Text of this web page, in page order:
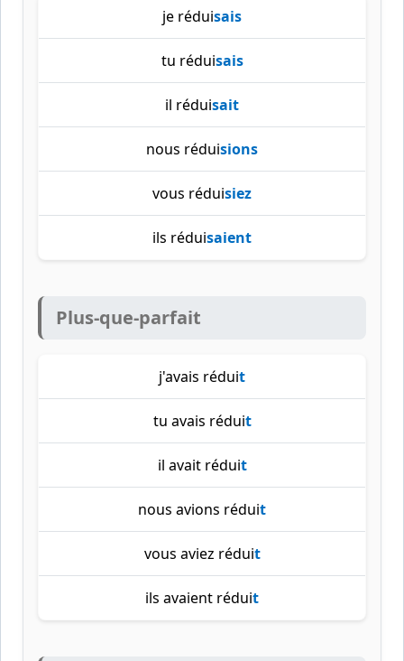
je réduisais
tu réduisais
il réduisait
nous réduisions
vous réduisiez
ils réduisaient
Plus-que-parfait
j'avais réduit
tu avais réduit
il avait réduit
nous avions réduit
vous aviez réduit
ils avaient réduit